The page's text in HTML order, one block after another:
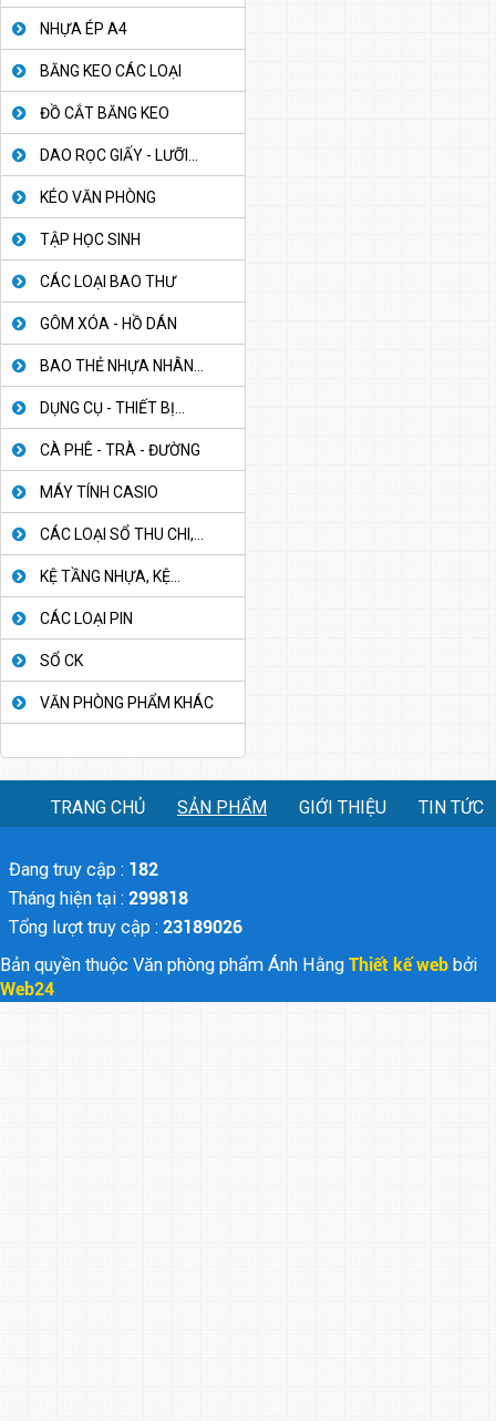
NHỰA ÉP A4
BĂNG KEO CÁC LOẠI
ĐỒ CẮT BĂNG KEO
DAO RỌC GIẤY - LƯỠI...
KÉO VĂN PHÒNG
TẬP HỌC SINH
CÁC LOẠI BAO THƯ
GÔM XÓA - HỒ DÁN
BAO THẺ NHỰA NHÂN...
DỤNG CỤ - THIẾT BỊ...
CÀ PHÊ - TRÀ - ĐƯỜNG
MÁY TÍNH CASIO
CÁC LOẠI SỔ THU CHI,...
KỆ TẦNG NHỰA, KỆ...
CÁC LOẠI PIN
SỔ CK
VĂN PHÒNG PHẨM KHÁC
TRANG CHỦ SẢN PHẨM GIỚI THIỆU TIN TỨC
Đang truy cập : 182
Tháng hiện tại : 299818
Tổng lượt truy cập : 23189026
Bản quyền thuộc Văn phòng phẩm Ánh Hằng Thiết kế web bởi
Web24